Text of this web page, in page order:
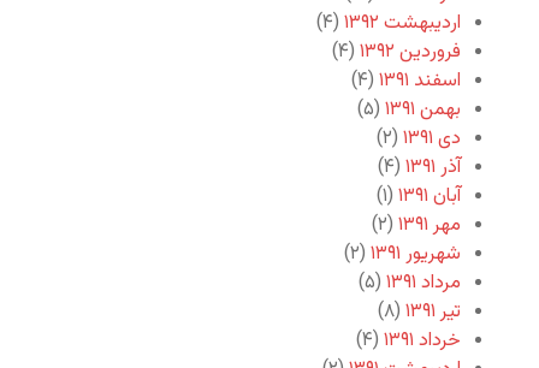
اردیبهشت ۱۳۹۲
(۴)
فروردین ۱۳۹۲
(۴)
اسفند ۱۳۹۱
(۴)
بهمن ۱۳۹۱
(۵)
دی ۱۳۹۱
(۲)
آذر ۱۳۹۱
(۴)
آبان ۱۳۹۱
(۱)
مهر ۱۳۹۱
(۲)
شهریور ۱۳۹۱
(۲)
مرداد ۱۳۹۱
(۵)
تیر ۱۳۹۱
(۸)
خرداد ۱۳۹۱
(۴)